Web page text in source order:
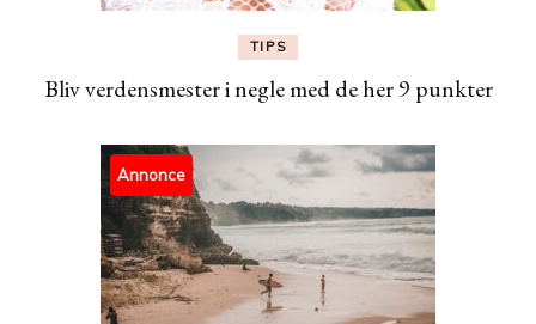
TIPS
Bliv verdensmester i negle med de her 9 punkter
Annonce